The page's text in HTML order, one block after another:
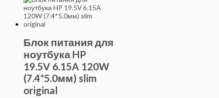
Блок питания для
ноутбука HP
19.5V 6.15A 120W
(7.4*5.0мм) slim
original